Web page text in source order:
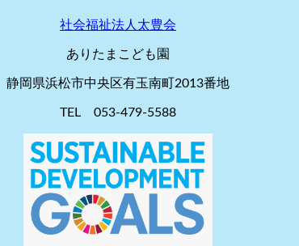
社会福祉法人太豊会
ありたまこども園
静岡県浜松市中央区有玉南町2013番地
TEL 053-479-5588